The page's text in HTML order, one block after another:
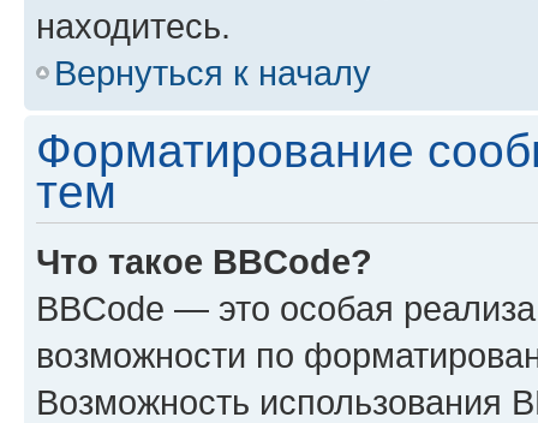
находитесь.
Вернуться к началу
Форматирование
тем
Что такое BBCode?
BBCode — это особая
возможности по
Возможность использования